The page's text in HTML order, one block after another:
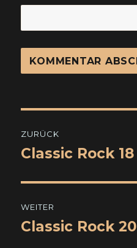
ZURÜCK
Vorheriger
Classic Rock 18
WEITER
Nächster
Classic Rock 20